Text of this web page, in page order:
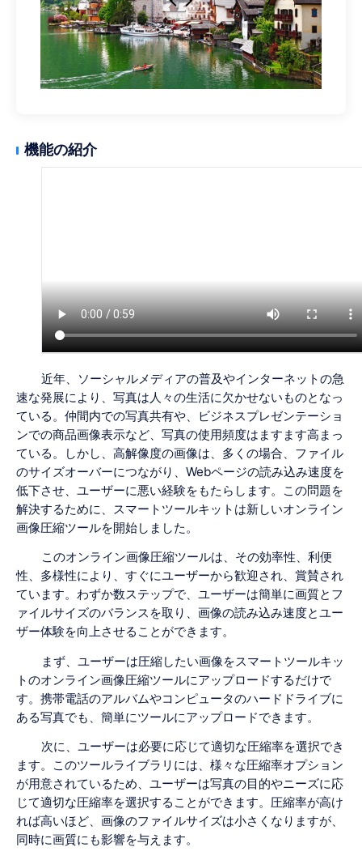
機能の紹介
近年、ソーシャルメディアの普及やインターネットの急
速な発展により、写真は人々の生活に欠かせないものとなっ
ている。仲間内での写真共有や、ビジネスプレゼンテーショ
ンでの商品画像表示など、写真の使用頻度はますます高まっ
ている。しかし、高解像度の画像は、多くの場合、ファイル
のサイズオーバーにつながり、Webページの読み込み速度を
低下させ、ユーザーに悪い経験をもたらします。この問題を
解決するために、スマートツールキットは新しいオンライン
画像圧縮ツールを開始しました。
このオンライン画像圧縮ツールは、その効率性、利便
性、多様性により、すぐにユーザーから歓迎され、賞賛され
ています。わずか数ステップで、ユーザーは簡単に画質とフ
ァイルサイズのバランスを取り、画像の読み込み速度とユー
ザー体験を向上させることができます。
まず、ユーザーは圧縮したい画像をスマートツールキッ
トのオンライン画像圧縮ツールにアップロードするだけで
す。携帯電話のアルバムやコンピュータのハードドライブに
ある写真でも、簡単にツールにアップロードできます。
次に、ユーザーは必要に応じて適切な圧縮率を選択でき
ます。このツールライブラリには、様々な圧縮率オプション
が用意されているため、ユーザーは写真の目的やニーズに応
じて適切な圧縮率を選択することができます。圧縮率が高け
れば高いほど、画像のファイルサイズは小さくなりますが、
同時に画質にも影響を与えます。